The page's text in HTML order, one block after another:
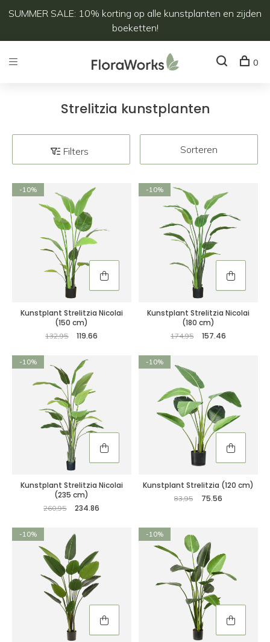
SUMMER SALE: 10% korting op alle kunstplanten en zijden
boeketten!
0
Strelitzia kunstplanten
Filters Sorteren
-10%
Kunstplant Strelitzia Nicolai
(150 cm)
132,95 119.66
-10%
Kunstplant Strelitzia Nicolai
(180 cm)
174,95 157.46
-10%
Kunstplant Strelitzia Nicolai
(235 cm)
260,95 234.86
-10%
Kunstplant Strelitzia (120 cm)
83,95 75.56
-10% -10%